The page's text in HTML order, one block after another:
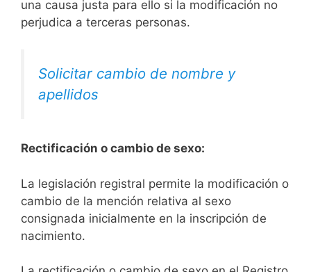
una causa justa para ello si la modificación no
perjudica a terceras personas.
Solicitar cambio de nombre y
apellidos
Rectificación o cambio de sexo:
La legislación registral permite la modificación o
cambio de la mención relativa al sexo
consignada inicialmente en la inscripción de
nacimiento.